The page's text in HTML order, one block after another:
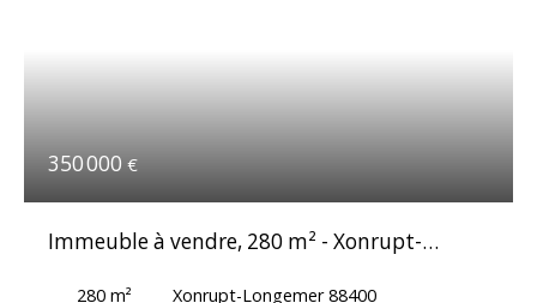
350 000 €
Immeuble à vendre, 280 m² - Xonrupt-
280 m² Xonrupt-Longemer 88400